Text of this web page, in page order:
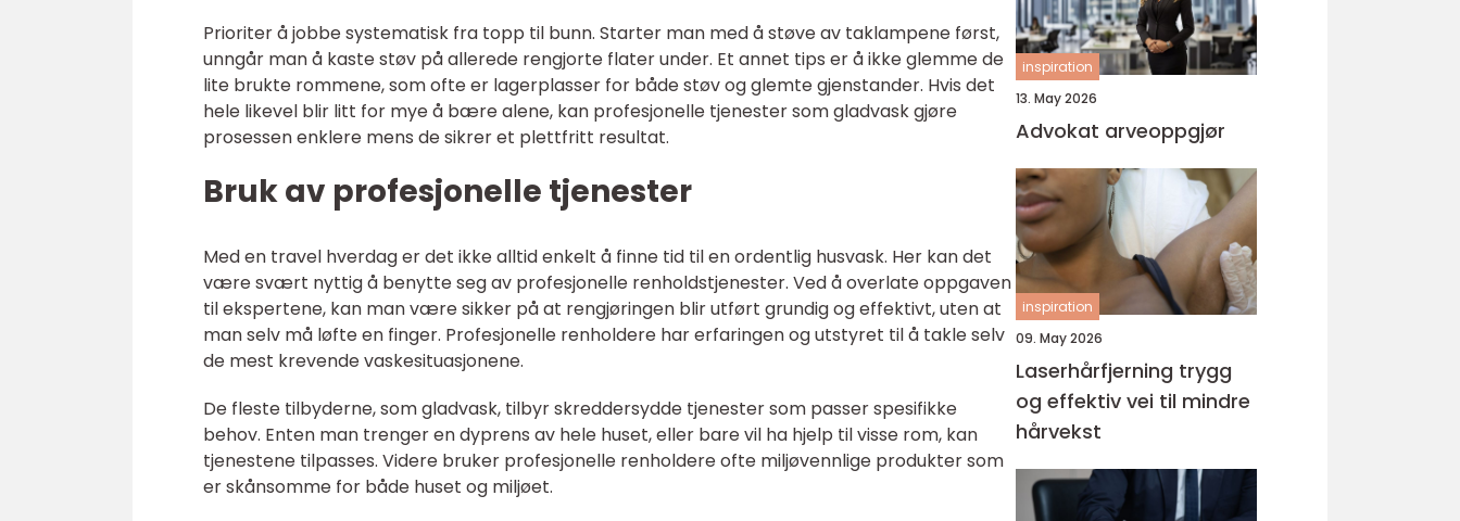
Prioriter å jobbe systematisk fra topp til bunn. Starter man med å støve av taklampene først,
unngår man å kaste støv på allerede rengjorte flater under. Et annet tips er å ikke glemme de
lite brukte rommene, som ofte er lagerplasser for både støv og glemte gjenstander. Hvis det
hele likevel blir litt for mye å bære alene, kan profesjonelle tjenester som gladvask gjøre
prosessen enklere mens de sikrer et plettfritt resultat.
Bruk av profesjonelle tjenester
Med en travel hverdag er det ikke alltid enkelt å finne tid til en ordentlig husvask. Her kan det
være svært nyttig å benytte seg av profesjonelle renholdstjenester. Ved å overlate oppgaven
til ekspertene, kan man være sikker på at rengjøringen blir utført grundig og effektivt, uten at
man selv må løfte en finger. Profesjonelle renholdere har erfaringen og utstyret til å takle selv
de mest krevende vaskesituasjonene.
De fleste tilbyderne, som gladvask, tilbyr skreddersydde tjenester som passer spesifikke
behov. Enten man trenger en dyprens av hele huset, eller bare vil ha hjelp til visse rom, kan
tjenestene tilpasses. Videre bruker profesjonelle renholdere ofte miljøvennlige produkter som
er skånsomme for både huset og miljøet.
inspiration
13. May 2026
Advokat arveoppgjør
inspiration
09. May 2026
Laserhårfjerning trygg
og effektiv vei til mindre
hårvekst